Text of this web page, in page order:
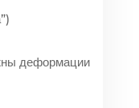
деформации